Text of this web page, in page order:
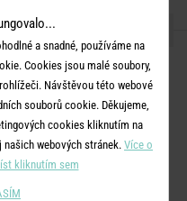
x V 40 cm
tráva
se může mírně lišit
žárovky.
a snadné, používáme na
Cookies jsou malé soubory,
Návštěvou této webové
souborů cookie. Děkujeme,
cookies kliknutím na
webových stránek.Více o
kliknutím sem